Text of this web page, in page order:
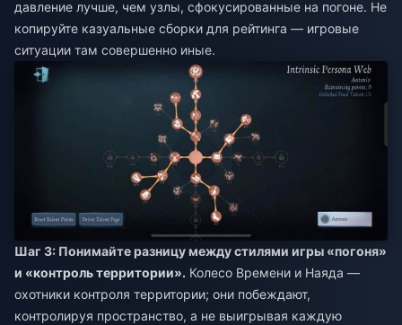
давление лучше, чем узлы, сфокусированные на погоне. Не
копируйте казуальные сборки для рейтинга — игровые
ситуации там совершенно иные.
Шаг 3: Понимайте разницу между стилями игры «погоня»
и «контроль территории». Колесо Времени и Наяда —
охотники контроля территории; они побеждают,
контролируя пространство, а не выигрывая каждую